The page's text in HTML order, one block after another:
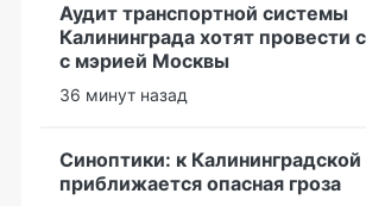
Аудит транспортной системы
Калининграда хотят провести
с мэрией Москвы
36 минут назад
Синоптики: к Калининградской
приближается опасная гроза